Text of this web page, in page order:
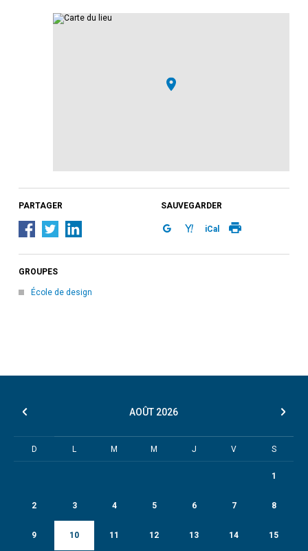
PARTAGER SAUVEGARDER
iCal
GROUPES
École de design
AOÛT 2026
D L M M J V S
1
2 3 4 5 6 7 8
9 10 11 12 13 14 15